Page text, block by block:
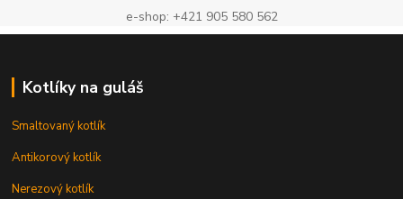
e-shop: +421 905 580 562
Kotlíky na guláš
Smaltovaný kotlík
Antikorový kotlík
Nerezový kotlík